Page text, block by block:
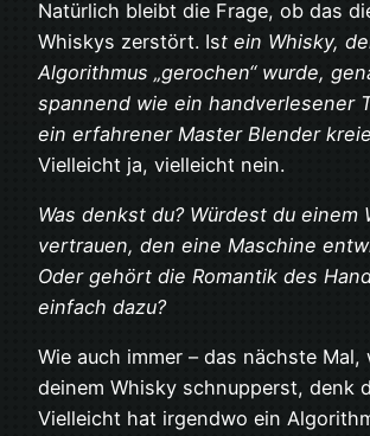
Natürlich bleibt die Frage, ob das
Whiskys zerstört. Ist ein Whisky,
Algorithmus „gerochen“ wurde,
spannend wie ein handverlesener
ein erfahrener Master Blender
Vielleicht ja, vielleicht nein.
Was denkst du? Würdest du einem
vertrauen, den eine Maschine
Oder gehört die Romantik des
einfach dazu?
Wie auch immer – das nächste Mal,
deinem Whisky schnupperst, denk
Vielleicht hat irgendwo ein